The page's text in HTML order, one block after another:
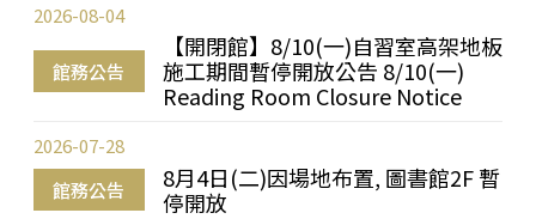
館務公告
【開閉館】8/10(一)自習室高架地板
施工期間暫停開放公告 8/10(一)
Reading Room Closure Notice
2026-08-04
館務公告
8月4日(二)因場地布置, 圖書館2F 暫
停開放
2026-07-28